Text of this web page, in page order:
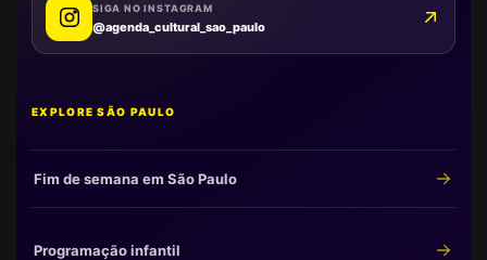
SIGA NO INSTAGRAM
@agenda_cultural_sao_paulo
EXPLORE SÃO PAULO
Fim de semana em São Paulo
Programação infantil